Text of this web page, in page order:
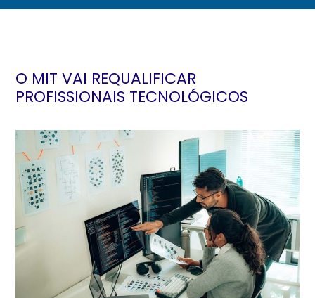
O MIT VAI REQUALIFICAR
PROFISSIONAIS TECNOLÓGICOS